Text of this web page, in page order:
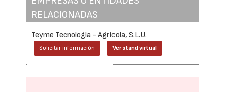
RELACIONADAS
Teyme Tecnología - Agrícola, S.L.U.
Solicitar información Ver stand virtual